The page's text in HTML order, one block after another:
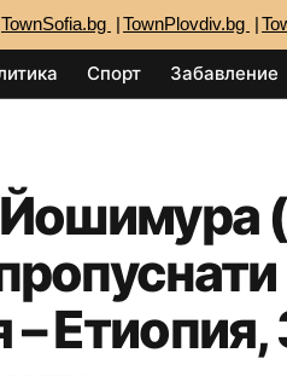
TownSofia.bg TownPlovdiv.bg
Спорт Забавление
Етиопия,